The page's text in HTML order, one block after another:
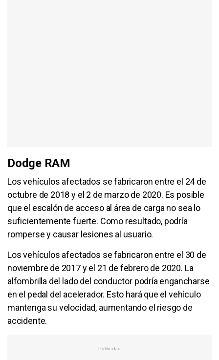
Dodge RAM
Los vehículos afectados se fabricaron entre el 24 de
octubre de 2018 y el 2 de marzo de 2020. Es posible
que el escalón de acceso al área de carga no sea lo
suficientemente fuerte. Como resultado, podría
romperse y causar lesiones al usuario.
Los vehículos afectados se fabricaron entre el 30 de
noviembre de 2017 y el 21 de febrero de 2020. La
alfombrilla del lado del conductor podría engancharse
en el pedal del acelerador. Esto hará que el vehículo
mantenga su velocidad, aumentando el riesgo de
accidente.